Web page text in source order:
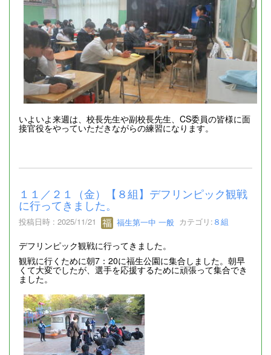
いよいよ来週は、校長先生や副校長先生、CS委員の皆様に面
接官役をやっていただきながらの練習になります。
１１／２１（金）【８組】デフリンピック観戦
に行ってきました。
投稿日時 : 2025/11/21 福生第一中 一般 カテゴリ: ８組
デフリンピック観戦に行ってきました。
観戦に行くために朝7：20に福生公園に集合しました。朝早
くて大変でしたが、選手を応援するために頑張って集合でき
ました。